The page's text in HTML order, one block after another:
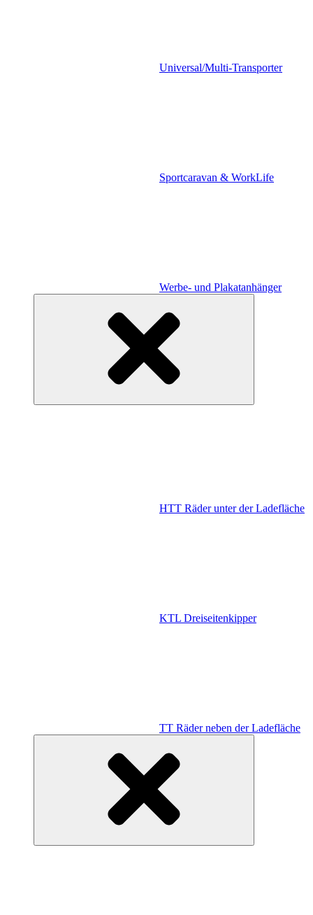
Universal/Multi-Transporter
Sportcaravan & WorkLife
Werbe- und Plakatanhänger
HTT Räder unter der Ladefläche
KTL Dreiseitenkipper
TT Räder neben der Ladefläche